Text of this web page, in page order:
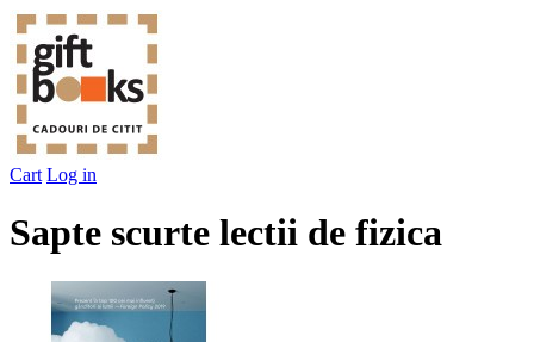
Cart Log in
Sapte scurte lectii de fizica